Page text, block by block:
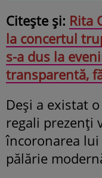
Citește și: Rita
la concertul
s-a dus la
transparentă,
Deși a existat
regali prezenți
încoronarea lui
pălărie